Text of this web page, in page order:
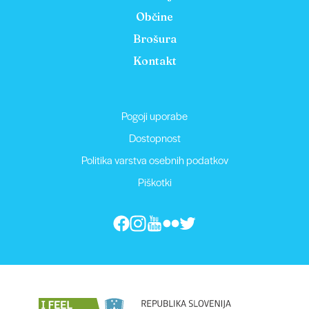
Občine
Brošura
Kontakt
Pogoji uporabe
Dostopnost
Politika varstva osebnih podatkov
Piškotki